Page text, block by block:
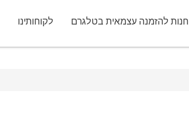
חנות להזמנה עצמאית בטלגרם לקוחותינו